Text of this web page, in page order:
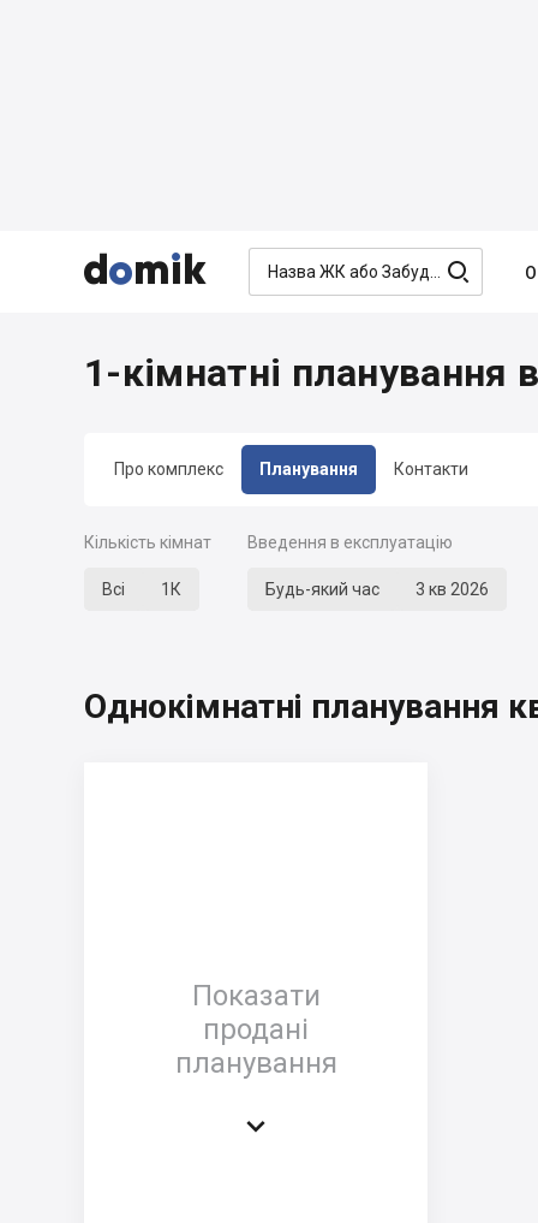


 
Про комплекс Планування Контакти
1-кімнатні
Кількість кімнат
Всі 1К
Введення в експлуатацію
Будь-який час 3 кв 2026
Однокімнатні планування
Показати
продані
планування
